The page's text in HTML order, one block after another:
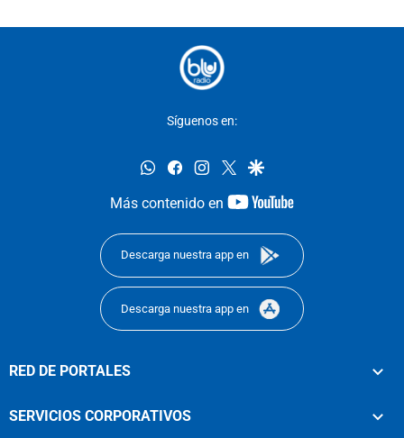
Síguenos en:
whatsappfacebookinstagram
twittergoogle
Más contenido en
youtube-
Descarga nuestra app en
Descarga nuestra app en
RED DE PORTALES
SERVICIOS CORPORATIVOS